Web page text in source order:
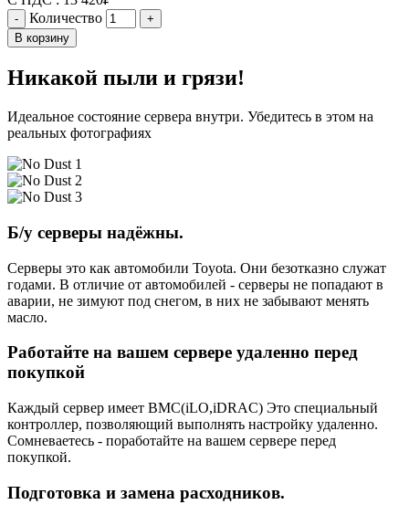
- Количество
+
В корзину
Никакой пыли и грязи!
Идеальное состояние сервера внутри. Убедитесь в этом на
реальных фотографиях
Б/у серверы надёжны.
Серверы это как автомобили Toyota. Они безотказно служат
годами. В отличие от автомобилей - серверы не попадают в
аварии, не зимуют под снегом, в них не забывают менять
масло.
Работайте на вашем сервере удаленно перед
покупкой
Каждый сервер имеет BMC(iLO,iDRAC) Это специальный
контроллер, позволяющий выполнять настройку удаленно.
Сомневаетесь - поработайте на вашем сервере перед
покупкой.
Подготовка и замена расходников.